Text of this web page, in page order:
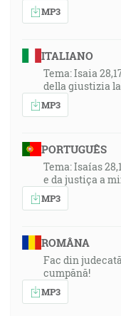
MP3
ITALIANO
Tema: Isaia
della giustizia
MP3
PORTUGUÊS
Tema: Isaías
e da justiça a
MP3
ROMÂNA
Fac din
cumpănă!
MP3